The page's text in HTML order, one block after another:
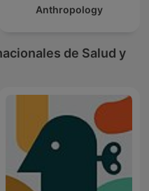
Anthropology
de Salud y